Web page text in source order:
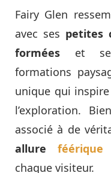
Fairy Glen
avec ses petites
formées et
formations
unique qui
l’exploration.
associé à de
allure féérique
chaque visiteur.